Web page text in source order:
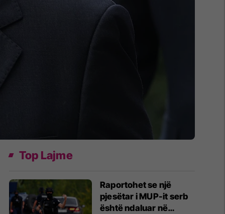
Top Lajme
Raportohet se një
pjesëtar i MUP-it serb
është ndaluar në